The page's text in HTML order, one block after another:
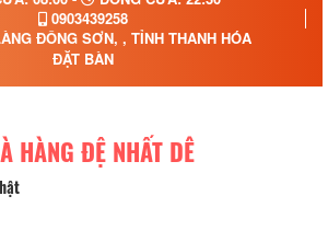
0903439258
ĐÔNG SƠN, , TỈNH THANH HÓA
ĐẶT BÀN
HÀNG ĐỆ NHẤT DÊ